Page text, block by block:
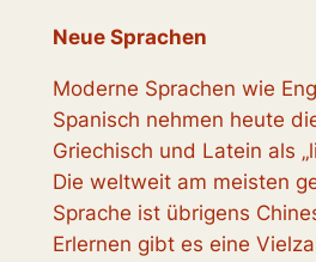
Neue Sprachen
Moderne Sprachen wie
Spanisch nehmen heute
Griechisch und Latein als
Die weltweit am meisten
Sprache ist übrigens
Erlernen gibt es eine